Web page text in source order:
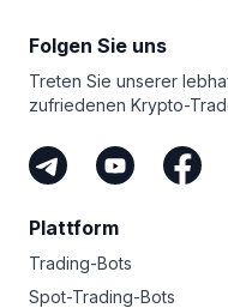
Folgen Sie uns
Treten Sie unserer
zufriedenen Krypto-
Plattform
Trading-Bots
Spot-Trading-Bots